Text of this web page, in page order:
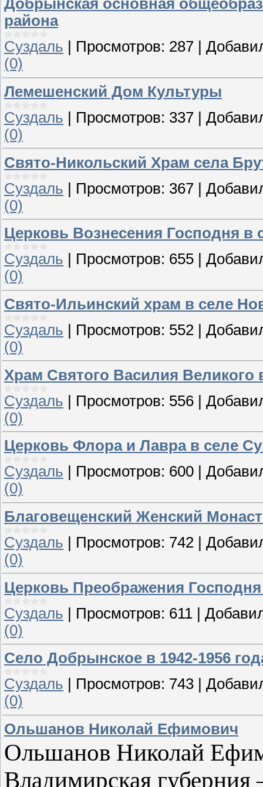
Добрынская основная
района
Суздаль
Просмотров: 287
(0)
Лемешенский Дом Культуры
Суздаль
Просмотров: 337
(0)
Свято-Никольский Храм села
Суздаль | Просмотров: 367 |
(0)
Церковь Вознесения Господня в
Суздаль
Просмотров: 655
(0)
Свято-Ильинский храм в селе
Суздаль
Просмотров: 552
(0)
Храм Святого Василия Великого
Суздаль | Просмотров: 556 |
(0)
Церковь Флора и Лавра в селе
Суздаль
Просмотров: 600
(0)
Благовещенский Женский
Суздаль
Просмотров: 742
(0)
Церковь Преображения
Суздаль | Просмотров: 611 |
(0)
Село Добрынское в 1942-1956
Суздаль
Просмотров: 743
(0)
Ольшанов Николай Ефимович
Ольшанов Николай
Владимирская